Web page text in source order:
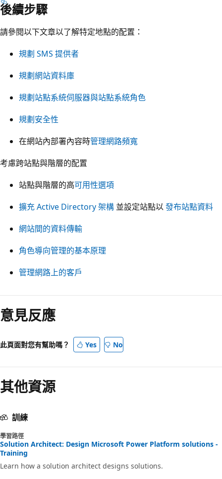
後續步驟
請參閱以下文章以了解特定地點的配置：
規劃 SMS 提供者
規劃網站資料庫
規劃站點系統伺服器與站點系統角色
規劃安全性
在網站內部署內容時管理網路頻寬
考慮跨站點與階層的配置
站點與階層的高可用性選項
擴充 Active Directory 架構 並設定站點以發布站點資料
網站間的資料傳輸
角色導向管理的基本原理
管理網路上的客戶
意見反應
此頁面對您有幫助嗎？ Yes No
其他資源
訓練
學習路徑
Solution Architect: Design Microsoft Power Platform solutions -
Training
Learn how a solution architect designs solutions.